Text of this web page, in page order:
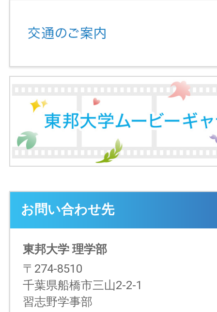
お問い合わせ先
東邦大学 理学部
〒274-8510
千葉県船橋市三山2-2-1
習志野学事部